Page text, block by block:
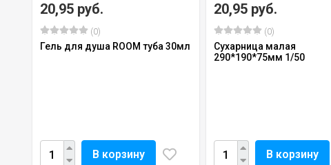
20,95 руб.
(0)
Гель для душа ROOM туба 30мл
В корзину
20,95 руб.
(0)
Сухарница малая
290*190*75мм 1/50
В корзину